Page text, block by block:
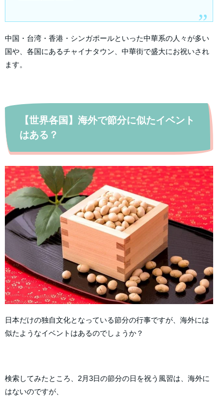
中国・台湾・香港・シンガポールといった中華系の人々が多い
国や、各国にあるチャイナタウン、中華街で盛大にお祝いされ
ます。
【世界各国】海外で節分に似たイベント
はある？
日本だけの独自文化となっている節分の行事ですが、海外には
似たようなイベントはあるのでしょうか？
検索してみたところ、2月3日の節分の日を祝う風習は、海外に
はないのですが、